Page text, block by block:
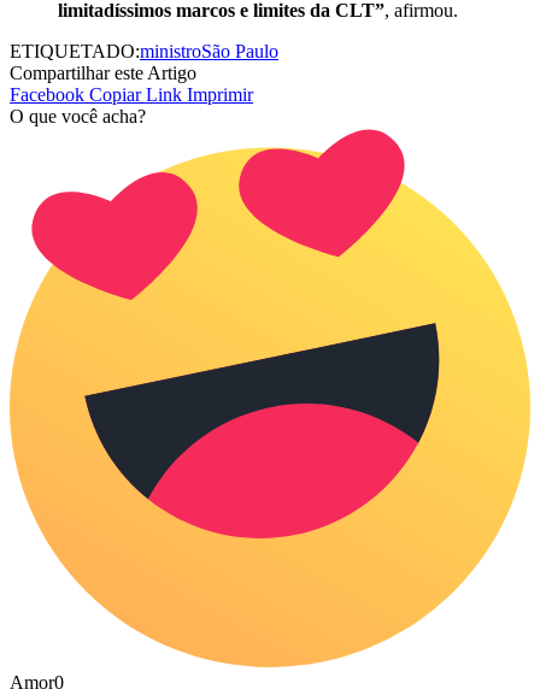
limitadíssimos marcos e limites da CLT”, afirmou.
ETIQUETADO:ministroSão Paulo
Compartilhar este Artigo
Facebook Copiar Link Imprimir
O que você acha?
Amor0